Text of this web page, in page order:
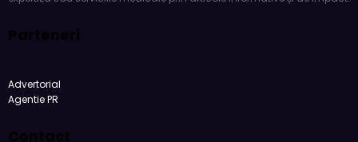
Agentie PR